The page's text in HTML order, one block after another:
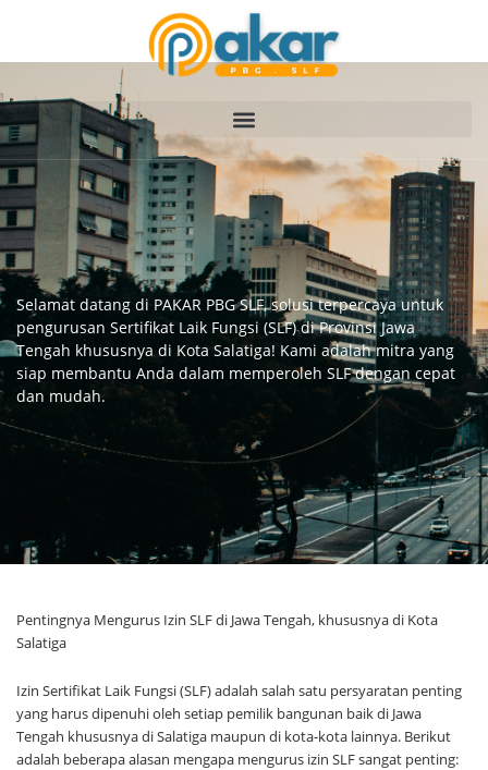
Selamat datang di PAKAR PBG SLF, solusi terpercaya untuk
pengurusan Sertifikat Laik Fungsi (SLF) di Provinsi Jawa
Tengah khususnya di Kota Salatiga! Kami adalah mitra yang
siap membantu Anda dalam memperoleh SLF dengan cepat
dan mudah.
Pentingnya Mengurus Izin SLF di Jawa Tengah, khususnya di Kota
Salatiga
Izin Sertifikat Laik Fungsi (SLF) adalah salah satu persyaratan penting
yang harus dipenuhi oleh setiap pemilik bangunan baik di Jawa
Tengah khususnya di Salatiga maupun di kota-kota lainnya. Berikut
adalah beberapa alasan mengapa mengurus izin SLF sangat penting: